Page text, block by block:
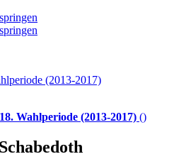
(2013-2017)
Wahlperiode (2013-2017) ()